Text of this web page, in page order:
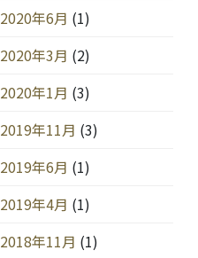
2020年6月 (1)
2020年3月 (2)
2020年1月 (3)
2019年11月 (3)
2019年6月 (1)
2019年4月 (1)
2018年11月 (1)